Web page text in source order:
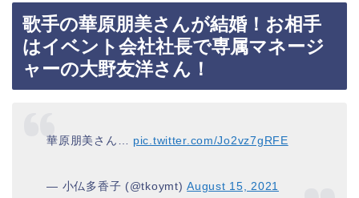
歌手の華原朋美さんが結婚！お相手
はイベント会社社長で専属マネージ
ャーの大野友洋さん！
華原朋美さん… pic.twitter.com/Jo2vz7gRFE
— 小仏多香子 (@tkoymt)August 15, 2021